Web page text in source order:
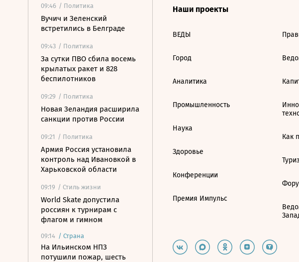
09:46 / Политика
Вучич и Зеленский
встретились в Белграде
09:43 / Политика
За сутки ПВО сбила восемь
крылатых ракет и 828
беспилотников
09:29 / Политика
Новая Зеландия расширила
санкции против России
09:21 / Политика
Армия Россия установила
контроль над Ивановкой в
Харьковской области
09:19 / Стиль жизни
World Skate допустила
россиян к турнирам с
флагом и гимном
09:14 / Страна
На Ильинском НПЗ
потушили пожар, шесть
Наши проекты
ВЕДЫ
Город
Аналитика
Промышленность
Наука
Здоровье
Конференции
Премия Импульс
Как